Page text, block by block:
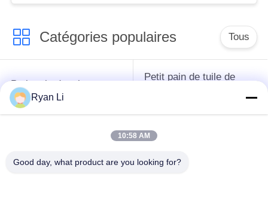
Catégories populaires Tous
Petit pain de toit
formant la machine
Petit pain de tuile de
de descente
Machine de formage
à volets
Ryan Li
10:58 AM
Good day, what product are you looking for?